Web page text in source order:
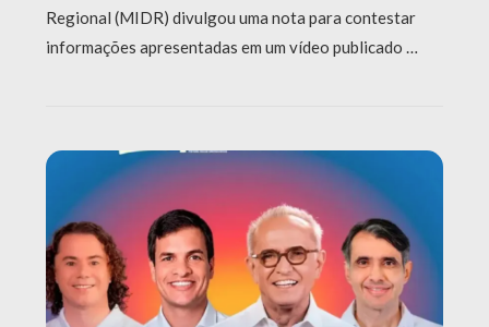
Regional (MIDR) divulgou uma nota para contestar
informações apresentadas em um vídeo publicado …